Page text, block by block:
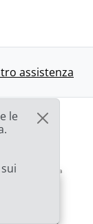
assistenza
del fornitore da
le